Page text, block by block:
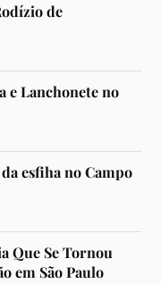
de
e Lanchonete no
esfiha no Campo
Que Se Tornou
em São Paulo